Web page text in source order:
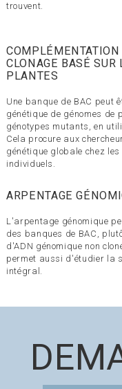
trouvent.
CLONAGE BASÉ
PLANTES
Une banque de BAC peut
génétique de génomes
génotypes mutants, en
Cela procure aux
génétique globale chez
individuels.
ARPENTAGE
L'arpentage génomique
des banques de BAC,
d'ADN génomique non
permet aussi d'étudier la
intégral.